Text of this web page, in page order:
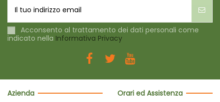
Acconsento al trattamento dei dati personali come
indicato nella Informativa Privacy
Azienda
Orari ed Assistenza